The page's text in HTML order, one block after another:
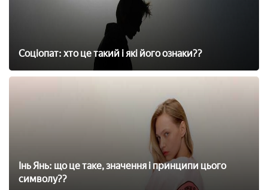
Соціопат: хто це такий і які його ознаки??
Інь Янь: що це таке, значення і принципи цього
символу??